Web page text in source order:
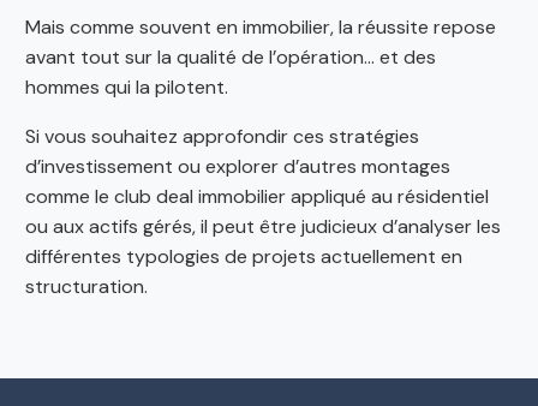
Mais comme souvent en immobilier, la réussite repose
avant tout sur la qualité de l’opération… et des
hommes qui la pilotent.
Si vous souhaitez approfondir ces stratégies
d’investissement ou explorer d’autres montages
comme le club deal immobilier appliqué au résidentiel
ou aux actifs gérés, il peut être judicieux d’analyser les
différentes typologies de projets actuellement en
structuration.